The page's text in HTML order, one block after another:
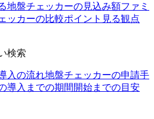
地盤チェッカーの見込み額ファミ
ッカーの比較ポイント 見る観点
検索
入の流れ地盤チェッカーの申請手
導入までの期間 開始までの目安